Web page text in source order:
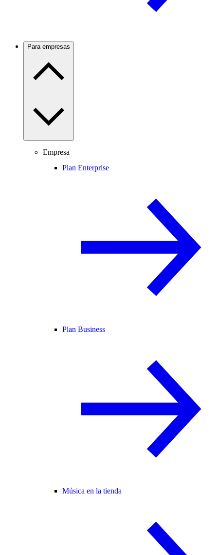
Para empresas
Empresa
Plan Enterprise
Plan Business
Música en la tienda